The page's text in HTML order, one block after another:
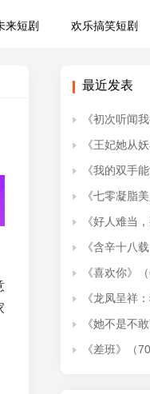
来短剧 欢乐搞笑短剧
最近发表
《初次听闻我很
《王妃她从妖界
《我的双手能治
《七零凝脂美人
《好人难当，那就
《含辛十八载，我的
《喜欢你》（
《龙凤呈祥：狂
《她不是不敢
《差班》（